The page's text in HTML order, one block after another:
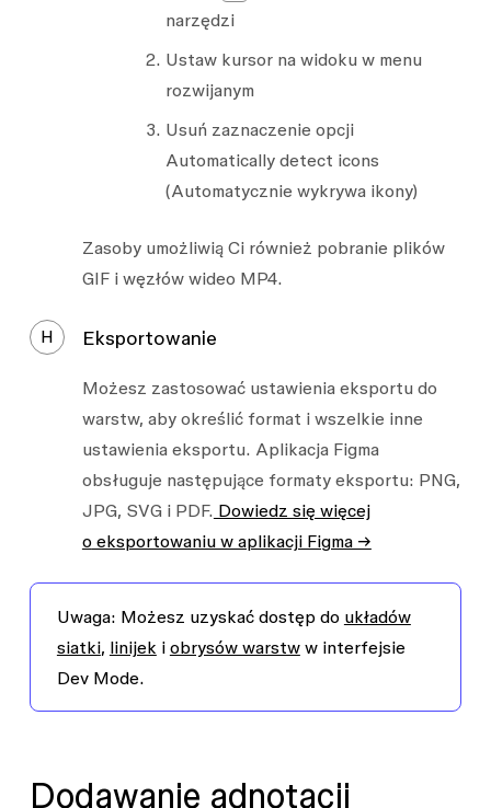
narzędzi
Ustaw kursor na widokuw menu
rozwijanym
Usuń zaznaczenie opcji
Automatically detect icons
(Automatycznie wykrywa ikony)
Zasobyumożliwią Ci również pobranie plików
GIF i węzłów wideo MP4.
H Eksportowanie
Możesz zastosować ustawienia eksportu do
warstw, aby określić format i wszelkie inne
ustawienia eksportu. Aplikacja Figma
obsługuje następujące formaty eksportu: PNG,
JPG, SVG i PDF. Dowiedz się więcej
o eksportowaniu w aplikacji Figma →
Uwaga: Możesz uzyskać dostęp do układów
siatki, linijek i obrysów warstww interfejsie
Dev Mode.
Dodawanie adnotacji